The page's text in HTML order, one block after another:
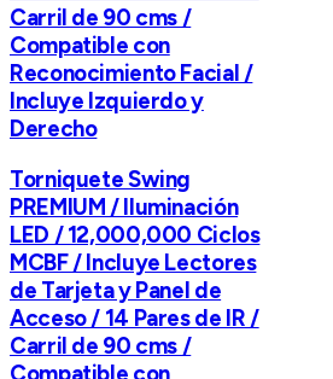
Carril de 90 cms /
Compatible con
Reconocimiento Facial /
Incluye Izquierdo y
Derecho
Torniquete Swing
PREMIUM / Iluminación
LED / 12,000,000 Ciclos
MCBF / Incluye Lectores
de Tarjeta y Panel de
Acceso / 14 Pares de IR /
Carril de 90 cms /